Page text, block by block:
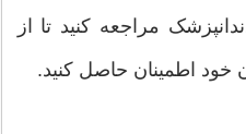
مراجعه کنید تا از
اطمینان حاصل کنید.